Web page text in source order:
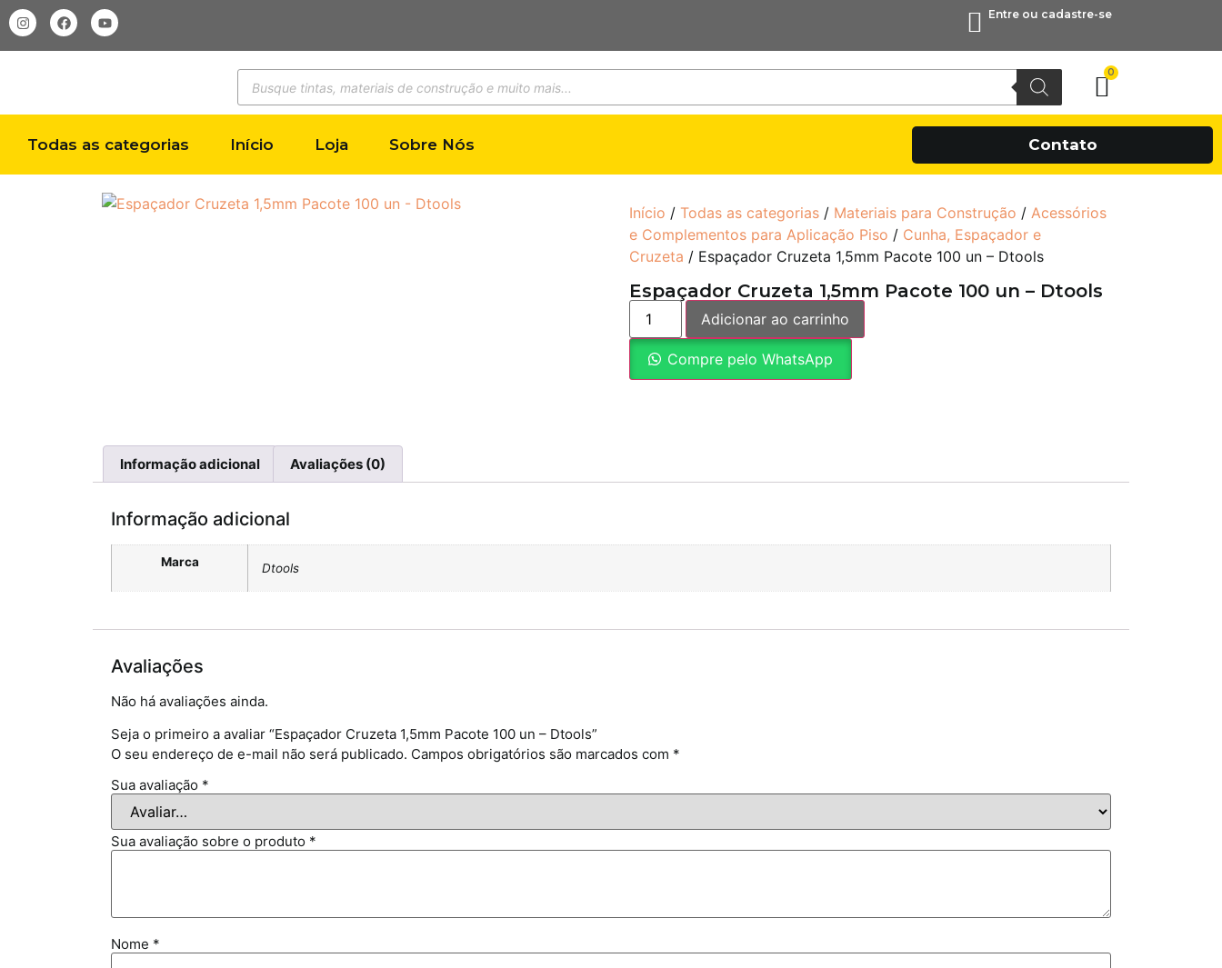
Entre ou cadastre-se
0
Todas as categorias Início Loja Sobre Nós Contato
Início / Todas as categorias / Materiais para Construção / Acessórios
e Complementos para Aplicação Piso / Cunha, Espaçador e
Cruzeta / Espaçador Cruzeta 1,5mm Pacote 100 un – Dtools
Espaçador Cruzeta 1,5mm Pacote 100 un – Dtools
Adicionar ao carrinho
Compre pelo WhatsApp
Informação adicional Avaliações (0)
Informação adicional
Marca Dtools
Avaliações
Não há avaliações ainda.
Seja o primeiro a avaliar “Espaçador Cruzeta 1,5mm Pacote 100 un – Dtools”
O seu endereço de e-mail não será publicado. Campos obrigatórios são marcados com *
Sua avaliação *
Sua avaliação sobre o produto *
Nome *